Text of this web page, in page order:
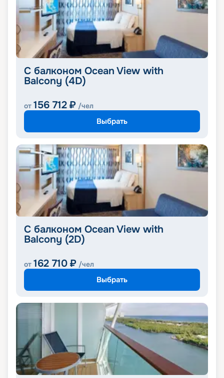
С балконом Ocean View with
Balcony (4D)
от 156 712 ₽ /чел
Выбрать
С балконом Ocean View with
Balcony (2D)
от 162 710 ₽ /чел
Выбрать